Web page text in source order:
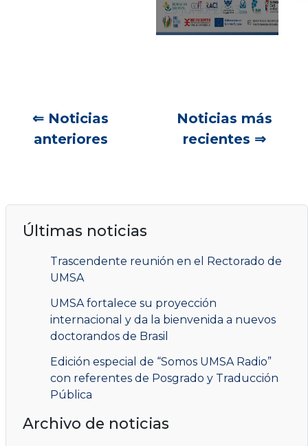
29 junio, 2023
Navegación
⇐ Noticias
anteriores
Noticias más
recientes ⇒
Últimas noticias
Trascendente reunión en el Rectorado de
UMSA
UMSA fortalece su proyección
internacional y da la bienvenida a nuevos
doctorandos de Brasil
Edición especial de “Somos UMSA Radio”
con referentes de Posgrado y Traducción
Pública
Archivo de noticias